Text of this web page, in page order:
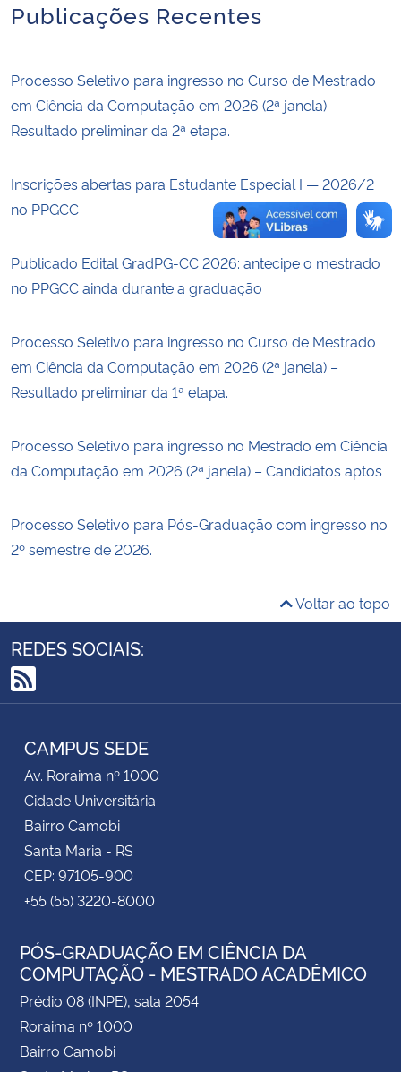
Banco Central do Brasil
Publicações Recentes
Processo Seletivo para ingresso no Curso de Mestrado
em Ciência da Computação em 2026 (2ª janela) –
Resultado preliminar da 2ª etapa.
Inscrições abertas para Estudante Especial I — 2026/2
no PPGCC
Publicado Edital GradPG-CC 2026: antecipe o mestrado
no PPGCC ainda durante a graduação
Processo Seletivo para ingresso no Curso de Mestrado
em Ciência da Computação em 2026 (2ª janela) –
Resultado preliminar da 1ª etapa.
Processo Seletivo para ingresso no Mestrado em Ciência
da Computação em 2026 (2ª janela) – Candidatos aptos
Processo Seletivo para Pós-Graduação com ingresso no
2º semestre de 2026.
Voltar ao topo
REDES SOCIAIS:
RSS
CAMPUS SEDE
Av. Roraima nº 1000
Cidade Universitária
Bairro Camobi
Santa Maria - RS
CEP: 97105-900
+55 (55) 3220-8000
PÓS-GRADUAÇÃO EM CIÊNCIA DA
COMPUTAÇÃO - MESTRADO ACADÊMICO
Prédio 08 (INPE), sala 2054
Roraima nº 1000
Bairro Camobi